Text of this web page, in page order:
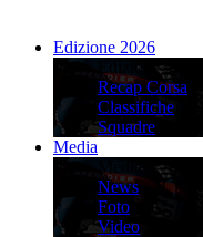
Edizione 2026
Edizione 2026
Recap Corsa
Classifiche
Squadre
Media
Media
News
Foto
Video